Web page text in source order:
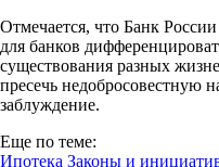
Отмечается, что Банк
для банков
существования разных
пресечь недобросовестную
заблуждение.
Еще по теме:
Ипотека Законы и